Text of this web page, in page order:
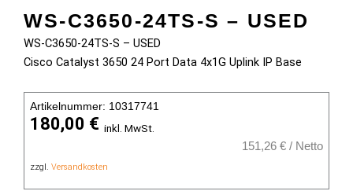
WS-C3650-24TS-S – USED
WS-C3650-24TS-S – USED
Cisco Catalyst 3650 24 Port Data 4x1G Uplink IP Base
Artikelnummer: 10317741
180,00 € inkl. MwSt.
151,26 € / Netto
zzgl. Versandkosten